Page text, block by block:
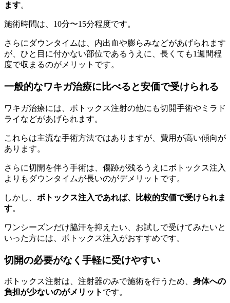
ます。
施術時間は、10分〜15分程度です。
さらにダウンタイムは、内出血や膨らみなどがあげられます
が、ひと目に付かない部位であるうえに、長くても1週間程
度で収まるのがメリットです。
一般的なワキガ治療に比べると安価で受けられる
ワキガ治療には、ボトックス注射の他にも切開手術やミラド
ライなどがあげられます。
これらは主流な手術方法ではありますが、費用が高い傾向が
あります。
さらに切開を伴う手術は、傷跡が残るうえにボトックス注入
よりもダウンタイムが長いのがデメリットです。
しかし、 ボトックス注入であれば、比較的安価で受けられま
す。
ワンシーズンだけ脇汗を抑えたい、お試しで受けてみたいと
いった方には、ボトックス注入がおすすめです。
切開の必要がなく手軽に受けやすい
ボトックス注射は、注射器のみで施術を行うため、 身体への
負担が少ないのがメリット です。